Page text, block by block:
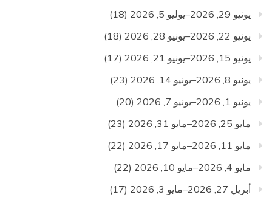
يونيو 29, 2026–يوليو 5, 2026
(18)
يونيو 22, 2026–يونيو 28, 2026
(18)
يونيو 15, 2026–يونيو 21, 2026
(17)
يونيو 8, 2026–يونيو 14, 2026
(23)
يونيو 1, 2026–يونيو 7, 2026
(20)
مايو 25, 2026–مايو 31, 2026
(23)
مايو 11, 2026–مايو 17, 2026
(22)
مايو 4, 2026–مايو 10, 2026
(22)
أبريل 27, 2026–مايو 3, 2026
(17)